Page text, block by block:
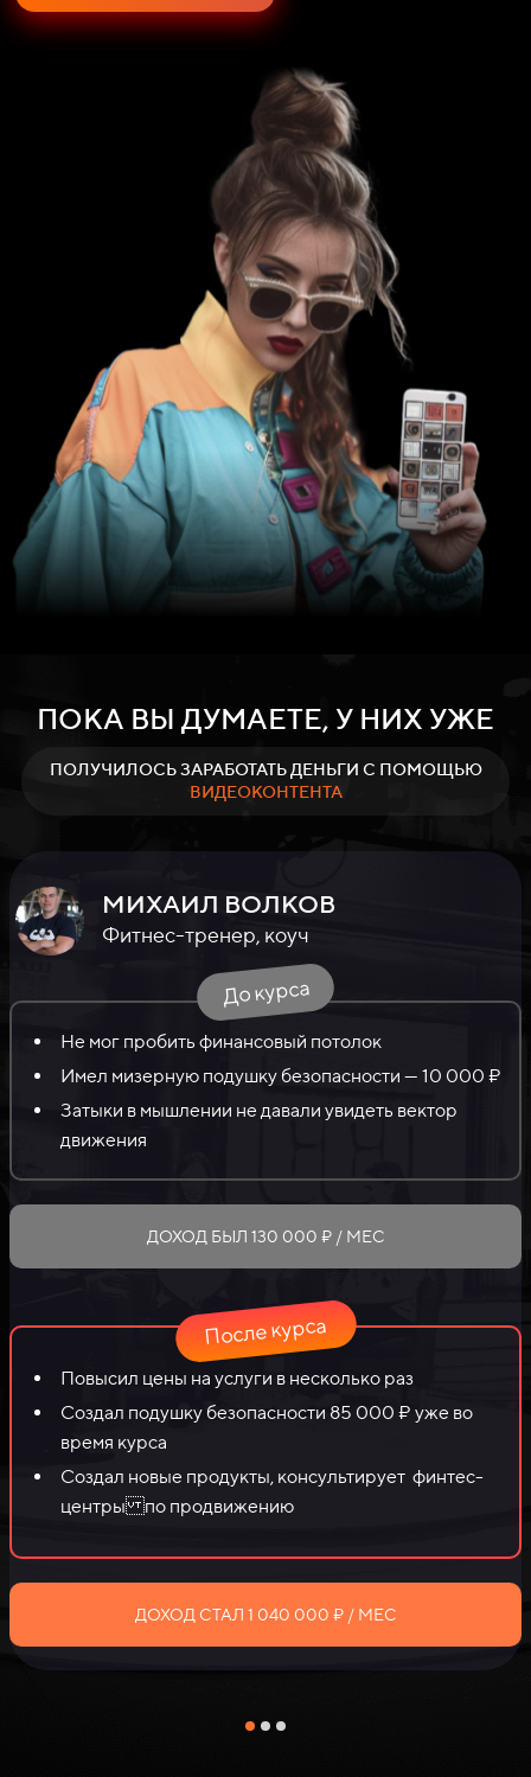
ПОКА ВЫ ДУМАЕТЕ, У НИХ УЖЕ
ПОЛУЧИЛОСЬ ЗАРАБОТАТЬ ДЕНЬГИ С ПОМОЩЬЮ
ВИДЕОКОНТЕНТА
МИХАИЛ ВОЛКОВ
Фитнес-тренер, коуч
До курса
Не мог пробить финансовый потолок
Имел мизерную подушку безопасности — 10 000 ₽
Затыки в мышлении не давали увидеть вектор
движения
ДОХОД БЫЛ 130 000 ₽ / МЕС
После курса
Повысил цены на услуги в несколько раз
Создал подушку безопасности 85 000 ₽ уже во
время курса
Создал новые продукты, консультирует финтес-
центры по продвижению
ДОХОД СТАЛ 1 040 000 ₽ / МЕС